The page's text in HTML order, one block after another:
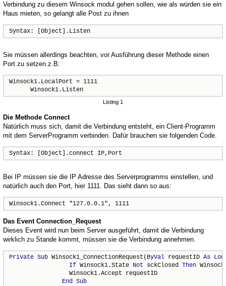
Verbindung zu diesem Winsock modul gehen sollen, wie als würden sie ein
Haus mieten, so gelangt alle Post zu ihnen
Syntax: [Object].Listen
Sie müssen allerdings beachten, vor Ausführung dieser Methode einen
Port zu setzen.z.B:
Winsock1.LocalPort = 1111
      Winsock1.Listen
Listing 1
Die Methode Connect
Natürlich muss sich, damit die Verbindung entsteht, ein Client-Programm
mit dem ServerProgramm verbinden. Dafür brauchen sie folgenden Code.
Syntax: [Object].connect IP,Port
Bei IP müssen sie die IP Adresse des Serverprogramms einstellen, und
natürlich auch den Port, hier 1111. Das sieht dann so aus:
Winsock1.Connect "127.0.0.1", 1111
Das Event Connection_Request
Dieses Event wird nun beim Server ausgeführt, damit die Verbindung
wirklich zu Stande kommt, müssen sie die Verbindung annehmen.
Private Sub Winsock1_ConnectionRequest( ByVal requestID As
If Winsock1.State Not sckClosed Then
                 Winsock1.Accept requestID
End Sub